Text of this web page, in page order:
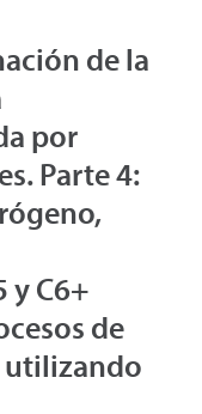
de la
por
Parte 4:
y C6+
de
utilizando